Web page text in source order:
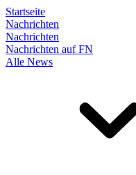
Startseite
Nachrichten
Nachrichten
Nachrichten auf FN
Alle News